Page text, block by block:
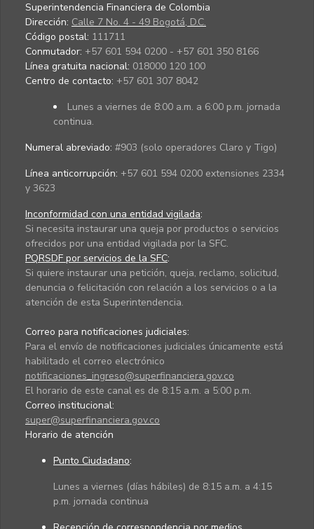
Superintendencia Financiera de Colombia
Dirección: Calle 7 No. 4 - 49 Bogotá, D.C.
Código postal: 111711
Conmutador: +57 601 594 0200 - +57 601 350 8166
Línea gratuita nacional: 018000 120 100
Centro de contacto: +57 601 307 8042
Lunes a viernes de 8:00 a.m. a 6:00 p.m. jornada
continua.
Numeral abreviado: #903 (solo operadores Claro y Tigo)
Línea anticorrupción: +57 601 594 0200 extensiones 2334
y 3623
Inconformidad con una entidad vigilada:
Si necesita instaurar una queja por productos o servicios
ofrecidos por una entidad vigilada por la SFC.
PQRSDF por servicios de la SFC:
Si quiere instaurar una petición, queja, reclamo, solicitud,
denuncia o felicitación con relación a los servicios o a la
atención de esta Superintendencia.
Correo para notificaciones judiciales:
Para el envío de notificaciones judiciales únicamente está
habilitado el correo electrónico
notificaciones_ingreso@superfinanciera.gov.co
El horario de este canal es de 8:15 a.m. a 5:00 p.m.
Correo institucional:
super@superfinanciera.gov.co
Horario de atención
Punto Ciudadano:
Lunes a viernes (días hábiles) de 8:15 a.m. a 4:15
p.m. jornada continua